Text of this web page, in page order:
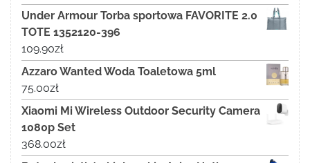
Under Armour Torba sportowa FAVORITE 2.0
TOTE 1352120-396
109.90zł
Azzaro Wanted Woda Toaletowa 5ml
75.00zł
Xiaomi Mi Wireless Outdoor Security Camera
1080p Set
368.00zł